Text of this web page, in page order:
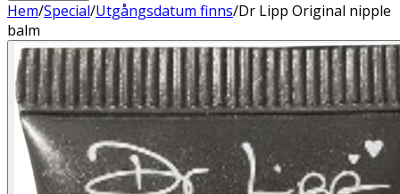
Hem/Special/Utgångsdatum finns/Dr Lipp Original nipple
balm